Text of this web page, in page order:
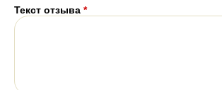
Текст отзыва *